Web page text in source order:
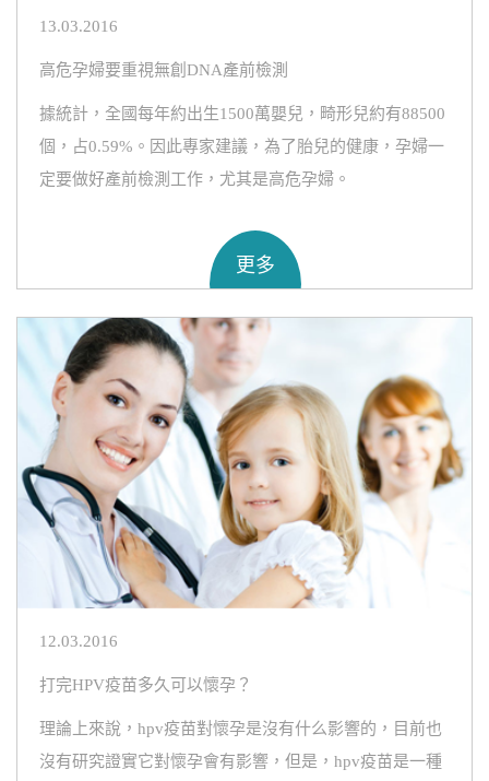
13.03.2016
高危孕婦要重視無創DNA產前檢測
據統計，全國每年約出生1500萬嬰兒，畸形兒約有88500
個，占0.59%。因此專家建議，為了胎兒的健康，孕婦一
定要做好產前檢測工作，尤其是高危孕婦。
更多
12.03.2016
打完HPV疫苗多久可以懷孕？
理論上來說，hpv疫苗對懷孕是沒有什么影響的，目前也
沒有研究證實它對懷孕會有影響，但是，hpv疫苗是一種